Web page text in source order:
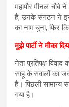
महापौर मीनल चौबे
है, उनके संगठन ने इस
का नाम चुना, फिर
मुझे पार्टी ने मौका
नेता प्रतिपक्ष
साहू के सवालों का
है। पिछली सामान्य
गया है।